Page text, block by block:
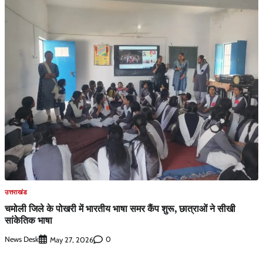
उत्तराखंड
चमोली जिले के पोखरी में भारतीय भाषा समर कैंप शुरू, छात्राओं ने सीखी
सांकेतिक भाषा
News Desk May 27, 2026 0